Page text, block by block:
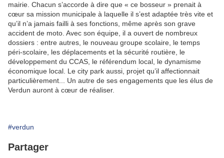
mairie. Chacun s’accorde à dire que « ce bosseur » prenait à
cœur sa mission municipale à laquelle il s’est adaptée très vite et
qu’il n’a jamais failli à ses fonctions, même après son grave
accident de moto. Avec son équipe, il a ouvert de nombreux
dossiers : entre autres, le nouveau groupe scolaire, le temps
péri-scolaire, les déplacements et la sécurité routière, le
développement du CCAS, le référendum local, le dynamisme
économique local. Le city park aussi, projet qu’il affectionnait
particulièrement... Un autre de ses engagements que les élus de
Verdun auront à cœur de réaliser.
#verdun
Partager